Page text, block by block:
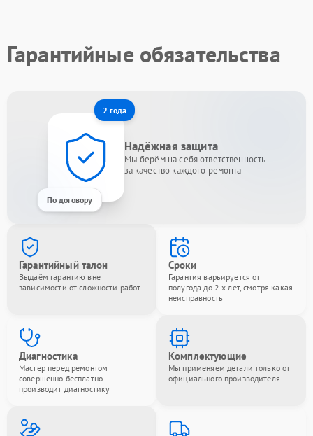
Гарантийные обязательства
2 года
По договору
Надёжная защита
Мы берём на себя ответственность
за качество каждого ремонта
Гарантийный талон
Выдаём гарантию вне
зависимости от сложности работ
Сроки
Гарантия варьируется от
полугода до 2-х лет, смотря какая
неисправность
Диагностика
Мастер перед ремонтом
совершенно бесплатно
производит диагностику
Комплектующие
Мы применяем детали только от
официального производителя